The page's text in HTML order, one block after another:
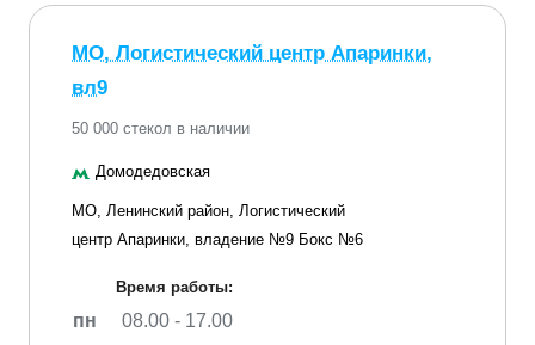
МО, Логистический центр Апаринки,
вл9
50 000 стекол в наличии
Домодедовская
МО, Ленинский район, Логистический
центр Апаринки, владение №9 Бокс №6
Время работы:
пн
08.00 - 17.00